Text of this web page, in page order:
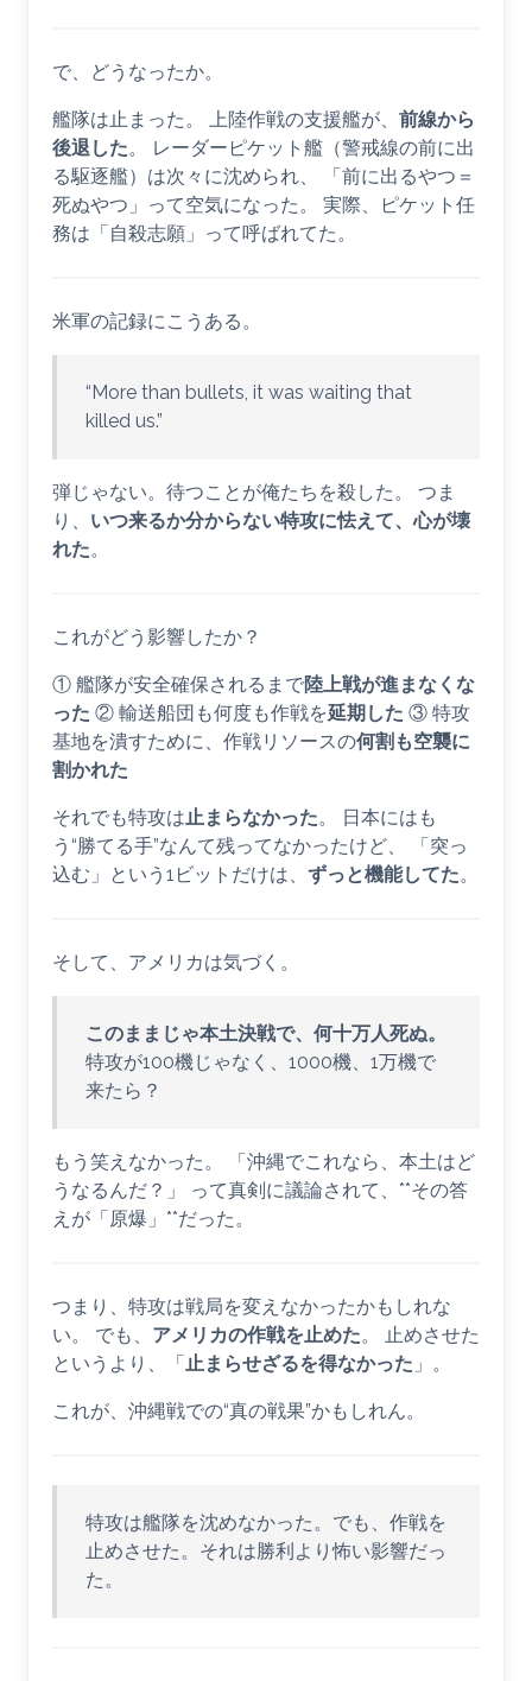
で、どうなったか。
艦隊は止まった。 上陸作戦の支援艦が、 前線から
後退した。 レーダーピケット艦（警戒線の前に出
る駆逐艦）は次々に沈められ、 「前に出るやつ＝
死ぬやつ」って空気になった。 実際、ピケット任
務は「自殺志願」って呼ばれてた。
米軍の記録にこうある。
“More than bullets, it was waiting that
killed us.”
弾じゃない。待つことが俺たちを殺した。 つま
り、 いつ来るか分からない特攻に怯えて、心が壊
れた。
これがどう影響したか？
① 艦隊が安全確保されるまで陸上戦が進まなくな
った ② 輸送船団も何度も作戦を延期した ③ 特攻
基地を潰すために、作戦リソースの何割も空襲に
割かれた
それでも特攻は止まらなかった。 日本にはも
う“勝てる手”なんて残ってなかったけど、 「突っ
込む」という1ビットだけは、 ずっと機能してた。
そして、アメリカは気づく。
このままじゃ本土決戦で、何十万人死ぬ。
特攻が100機じゃなく、1000機、1万機で
来たら？
もう笑えなかった。 「沖縄でこれなら、本土はど
うなるんだ？」 って真剣に議論されて、**その答
えが「原爆」**だった。
つまり、特攻は戦局を変えなかったかもしれな
い。 でも、 アメリカの作戦を止めた。 止めさせた
というより、「止まらせざるを得なかった 」。
これが、沖縄戦での“真の戦果”かもしれん。
特攻は艦隊を沈めなかった。でも、作戦を
止めさせた。それは勝利より怖い影響だっ
た。